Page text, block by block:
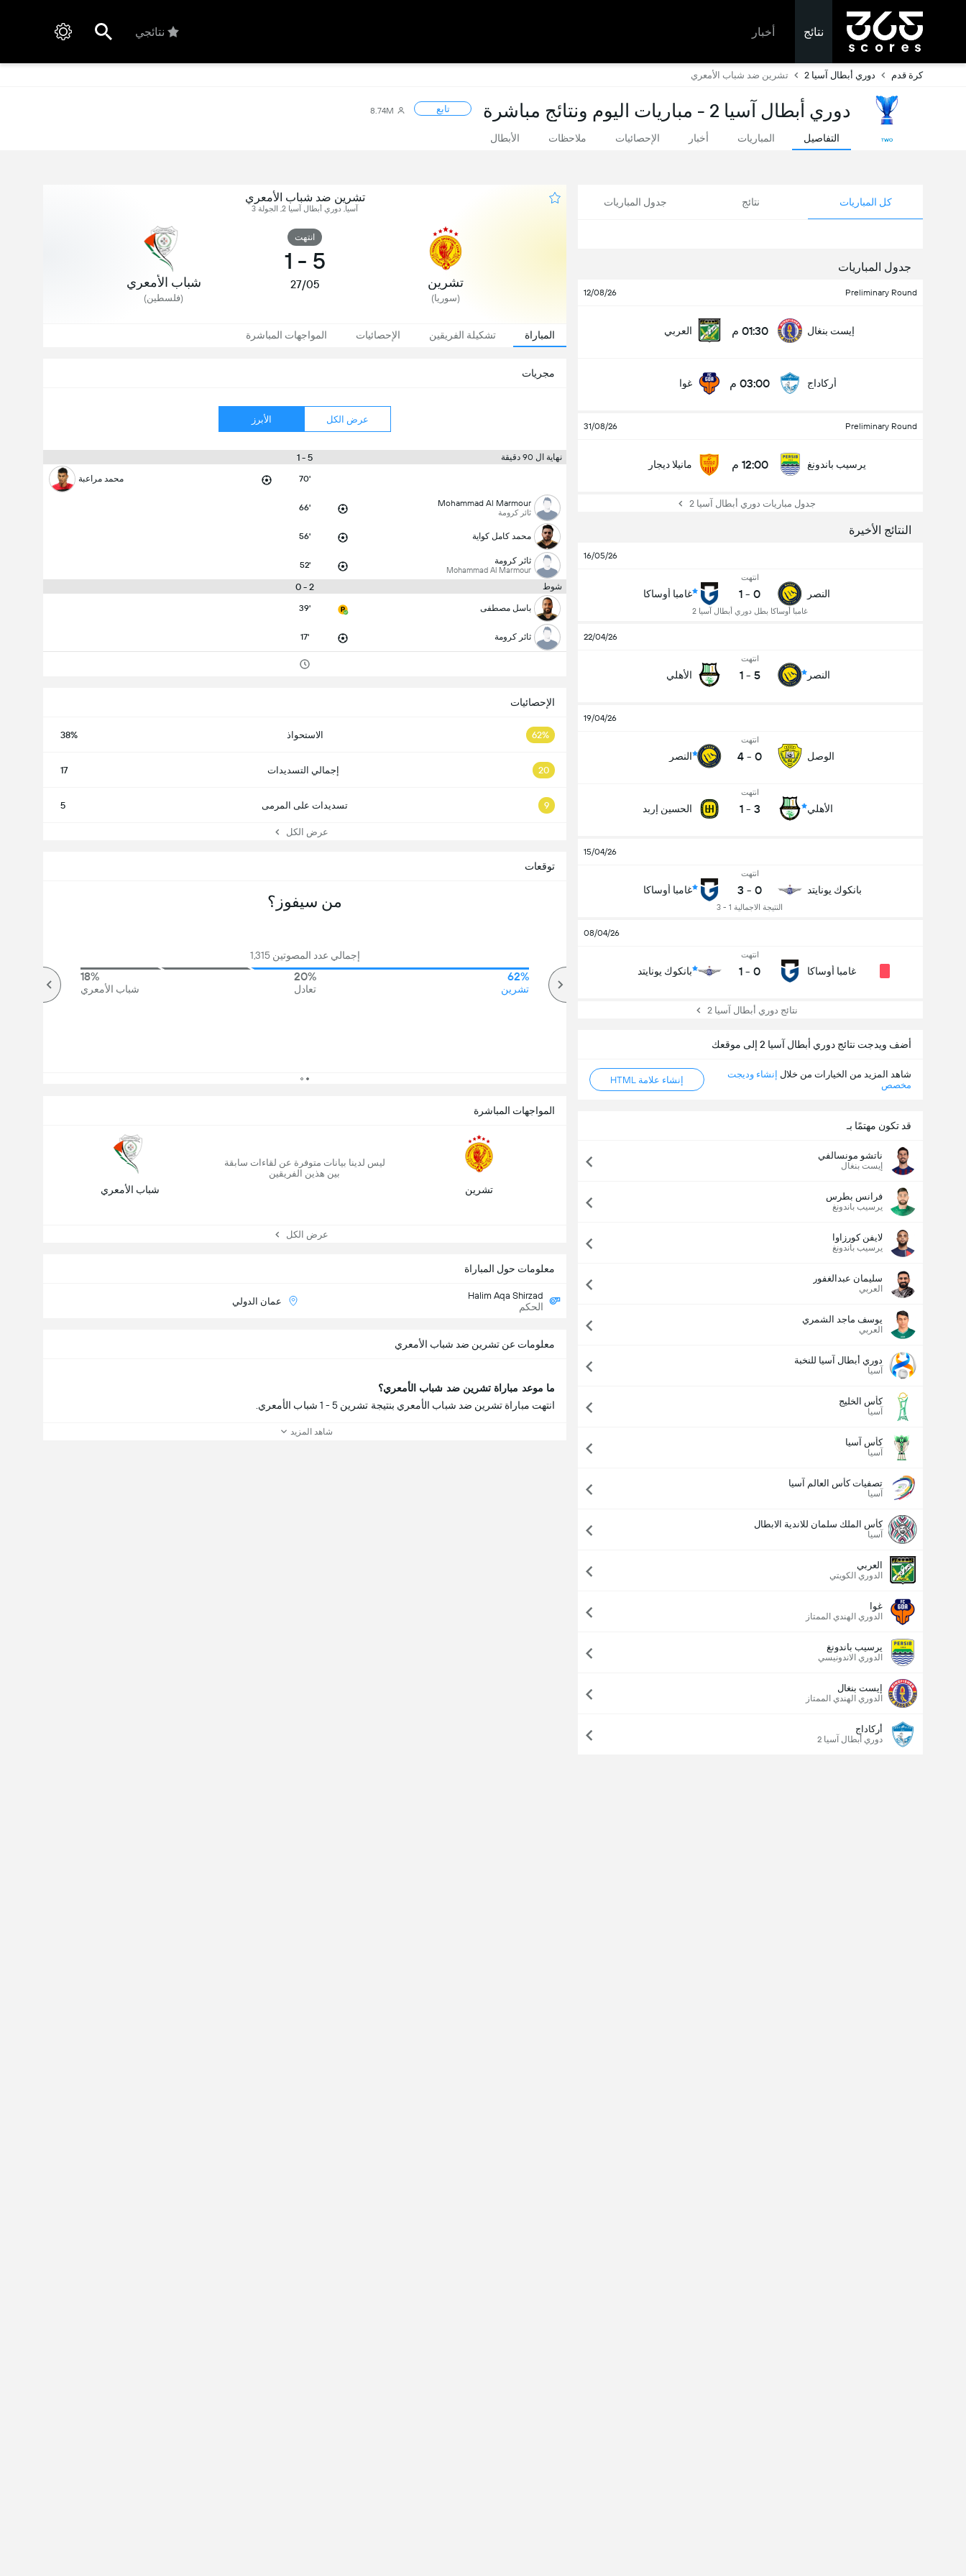
نتائج أخبار نتائجي
كرة قدم دوري أبطال آسيا 2 تشرين ضد شباب الأمعري
دوري أبطال آسيا 2 - مباريات اليوم ونتائج مباشرة تابع 8.74M
التفاصيل المباريات أخبار الإحصائيات ملاحظات الأبطال
كل المباريات نتائج جدول المباريات
جدول المباريات
Preliminary Round
12/08/26
إيست بنغال 01:30 م العربي
أركاداج 03:00 م غوا
Preliminary Round
31/08/26
يرسيب باندونغ 12:00 م مانيلا ديجار
جدول مباريات دوري أبطال آسيا 2
النتائج الأخيرة
16/05/26
النصر
انتهت
0
-
1
غامبا أوساكا بطل دوري أبطال آسيا 2
غامبا أوساكا
22/04/26
النصر
انتهت
5
-
1 الأهلي
19/04/26
الوصل
انتهت
0
-
4 النصر
الأهلي
انتهت
3
-
1 الحسين إربد
15/04/26
بانكوك يونايتد
انتهت
0
-
3
النتيجة الاجمالية 1 - 3
غامبا أوساكا
08/04/26
غامبا أوساكا
انتهت
0
-
1 بانكوك يونايتد
نتائج دوري أبطال آسيا 2
أضف ويدجت نتائج دوري أبطال آسيا 2 إلى موقعك
شاهد المزيد من الخيارات من خلال إنشاء وديجت
مخصص
إنشاء علامة HTML
قد تكون مهتمًا بـ
ناتشو مونسالفي
إيست بنغال
فرانس بطرس
يرسيب باندونغ
لايفن كورزاوا
يرسيب باندونغ
سليمان عبدالغفور
العربي
يوسف ماجد الشمري
العربي
دوري أبطال آسيا للنخبة
آسيا
كأس الخليج
آسيا
كأس آسيا
آسيا
تصفيات كأس العالم آسيا
آسيا
كأس الملك سلمان للاندية الابطال
آسيا
العربي
الدوري الكويتي
غوا
الدوري الهندي الممتاز
يرسيب باندونغ
الدوري الاندونيسي
إيست بنغال
الدوري الهندي الممتاز
أركاداج
دوري أبطال آسيا 2
تشرين ضد شباب الأمعري
آسيا, دوري أبطال آسيا 2, الجولة 3
تشرين
(سوريا)
انتهت
5
-
1
27/05 شباب الأمعري
(فلسطين)
المباراة تشكيلة الفريقين الإحصائيات المواجهات المباشرة
مجريات
عرض الكل الأبرز
نهاية ال 90 دقيقة 5 - 1
70' محمد مراعبة
Mohammad Al Marmour
ثائر كرومة 66'
محمد كامل كواية 56'
ثائر كرومة
Mohammad Al Marmour
52'
شوط 2 - 0
باسل مصطفى 39'
ثائر كرومة 17'
الإحصائيات
62% الاستحواذ 38%
20 إجمالي التسديدات 17
9 تسديدات على المرمى 5
عرض الكل
معلومات حول المباراة
Halim Aqa Shirzad
الحكم عمان الدولي
توقعات
من سيفوز؟
إجمالي عدد المصوتين 1,315
62%
تشرين
20%
تعادل
18%
شباب الأمعري
عدد الاهداف (2.5)
المواجهات المباشرة
تشرين
ليس لدينا بيانات متوفرة عن لقاءات سابقة
بين هذين الفريقين
شباب الأمعري
عرض الكل
معلومات عن تشرين ضد شباب الأمعري
ما موعد مباراة تشرين ضد شباب الأمعري؟
انتهت مباراة تشرين ضد شباب الأمعري بنتيجة تشرين 5 - 1 شباب الأمعري.
شاهد المزيد